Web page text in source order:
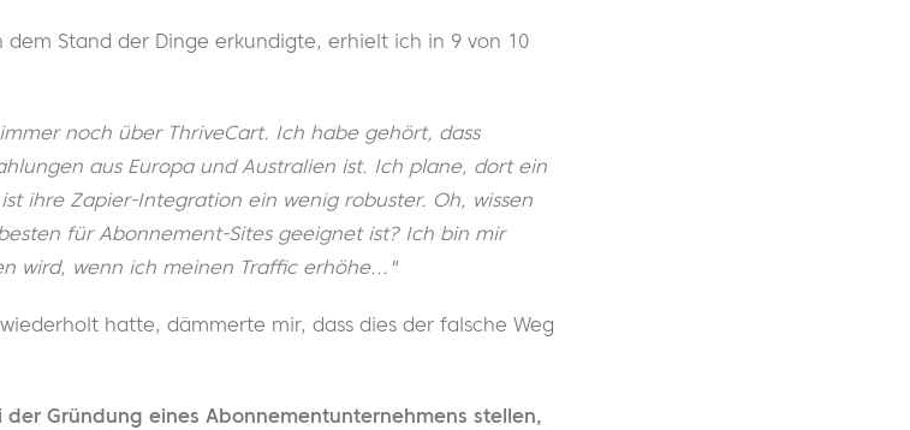
Stand der Dinge erkundigte, erhielt ich in 9 von 10
noch über ThriveCart. Ich habe gehört, dass
aus Europa und Australien ist. Ich plane, dort ein
ihre Zapier-Integration ein wenig robuster. Oh, wissen
für Abonnement-Sites geeignet ist? Ich bin mir
wird, wenn ich meinen Traffic erhöhe..."
hatte, dämmerte mir, dass dies der falsche Weg
Gründung eines Abonnementunternehmens stellen,